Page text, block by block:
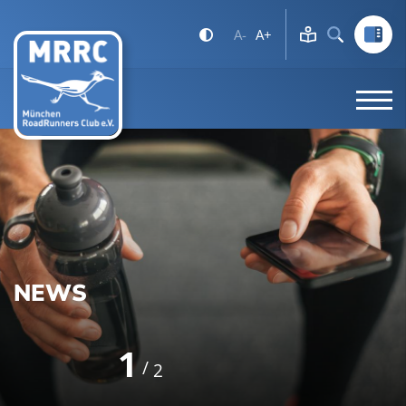
A- A+
NEWS
1 2